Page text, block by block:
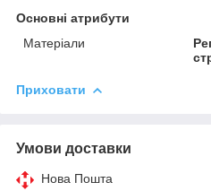
Основні атрибути
Матеріали
Приховати
Умови доставки
Нова Пошта